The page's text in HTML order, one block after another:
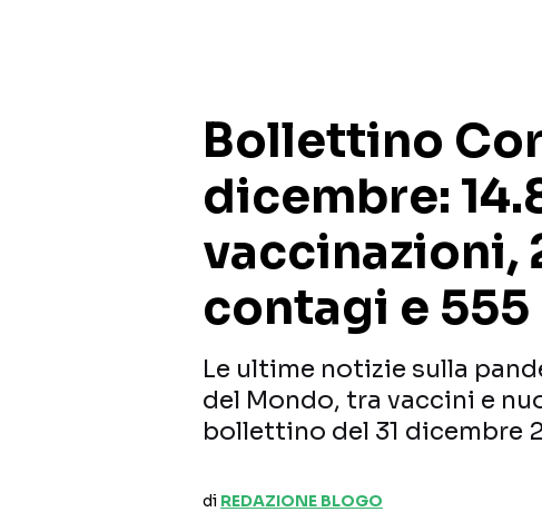
Bollettino
dicembre:
vaccinazioni,
contagi e
Le ultime notizie sulla
del Mondo, tra vaccini e
bollettino del 31 dicembre
di REDAZIONE BLOGO